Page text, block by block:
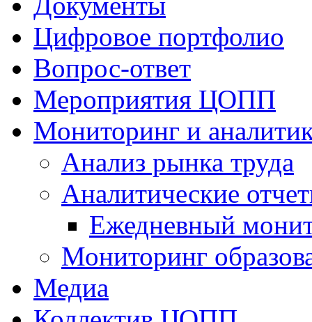
Цифровое портфолио
Вопрос-ответ
Мероприятия ЦОПП
Мониторинг и
Анализ рынка труда
Аналитические
Ежедневный
Мониторинг
Медиа